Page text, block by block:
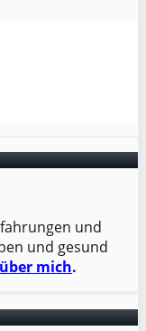
und
und gesund
über mich.